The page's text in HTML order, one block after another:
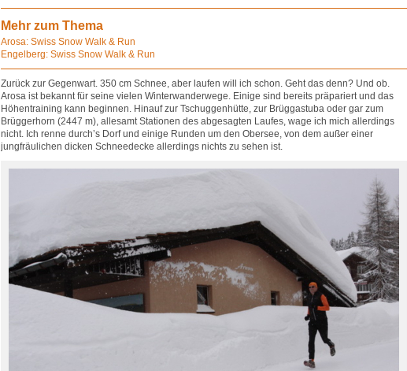
Mehr zum Thema
Arosa: Swiss Snow Walk & Run
Engelberg: Swiss Snow Walk & Run
Zurück zur Gegenwart. 350 cm Schnee, aber laufen will ich schon. Geht das denn? Und ob.
Arosa ist bekannt für seine vielen Winterwanderwege. Einige sind bereits präpariert und das
Höhentraining kann beginnen. Hinauf zur Tschuggenhütte, zur Brüggastuba oder gar zum
Brüggerhorn (2447 m), allesamt Stationen des abgesagten Laufes, wage ich mich allerdings
nicht. Ich renne durch’s Dorf und einige Runden um den Obersee, von dem außer einer
jungfräulichen dicken Schneedecke allerdings nichts zu sehen ist.